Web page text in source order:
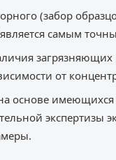
(забор
самым
от
основе
экспертизы